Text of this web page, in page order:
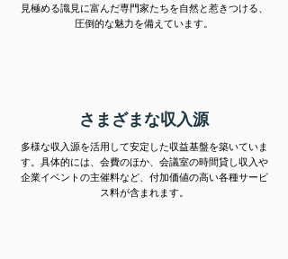
見極める識見に富んだ専門家たちを自然と惹きつける、
圧倒的な魅力を備えています。
さまざまな収入源
多様な収入源を活用して安定した収益基盤を築いていま
す。具体的には、会費のほか、会議室の時間貸し収入や
企業イベントの主催料など、付加価値の高い各種サービ
ス料が含まれます。